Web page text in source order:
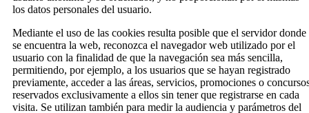
los datos personales del usuario.
Mediante el uso de las cookies resulta posible que el servidor donde
se encuentra la web, reconozca el navegador web utilizado por el
usuario con la finalidad de que la navegación sea más sencilla,
permitiendo, por ejemplo, a los usuarios que se hayan registrado
previamente, acceder a las áreas, servicios, promociones o
reservados exclusivamente a ellos sin tener que registrarse en cada
visita. Se utilizan también para medir la audiencia y parámetros del